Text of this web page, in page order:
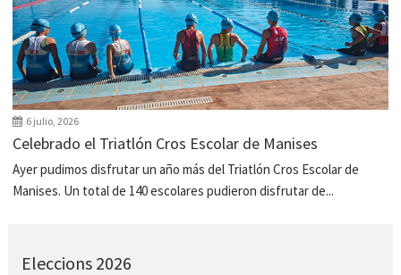
6 julio, 2026
Celebrado el Triatlón Cros Escolar de Manises
Ayer pudimos disfrutar un año más del Triatlón Cros Escolar de
Manises. Un total de 140 escolares pudieron disfrutar de...
Eleccions 2026